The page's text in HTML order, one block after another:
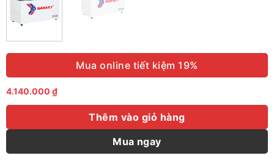
Mua online tiết kiệm 19%
4.140.000 ₫
Thêm vào giỏ hàng
Mua ngay